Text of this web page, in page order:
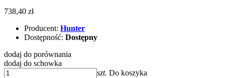
738,40 zł
Producent: Hunter
Dostępność: Dostępny
dodaj do porównania
dodaj do schowka
szt. Do koszyka